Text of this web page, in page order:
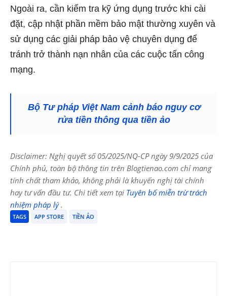
Ngoài ra, cần kiểm tra kỹ ứng dụng trước khi cài
đặt, cập nhật phần mềm bảo mật thường xuyên và
sử dụng các giải pháp bảo vệ chuyên dụng để
tránh trở thành nạn nhân của các cuộc tấn công
mạng.
Bộ Tư pháp Việt Nam cảnh báo nguy cơ
rửa tiền thông qua tiền ảo
Disclaimer: Nghị quyết số 05/2025/NQ-CP ngày 9/9/2025 của
Chính phủ, toàn bộ thông tin trên Blogtienao.com chỉ mang
tính chất tham khảo, không phải là khuyến nghị tài chính
hay tư vấn đầu tư. Chi tiết xem tại Tuyên bố miễn trừ trách
nhiệm pháp lý.
TAGS APP STORE TIỀN ẢO